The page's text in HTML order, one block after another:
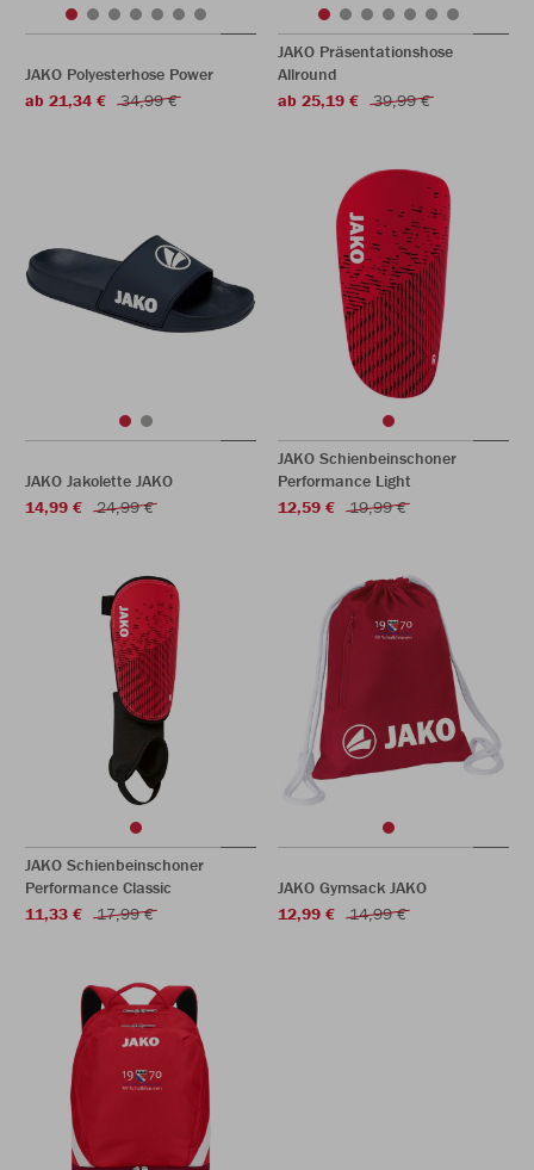
JAKO Polyesterhose Power
ab 21,34 €
34,99 €
JAKO Präsentationshose
Allround
ab 25,19 €
39,99 €
JAKO Jakolette JAKO
14,99 €
24,99 €
JAKO Schienbeinschoner
Performance Light
12,59 €
19,99 €
JAKO Schienbeinschoner
Performance Classic
11,33 €
17,99 €
JAKO Gymsack JAKO
12,99 €
14,99 €